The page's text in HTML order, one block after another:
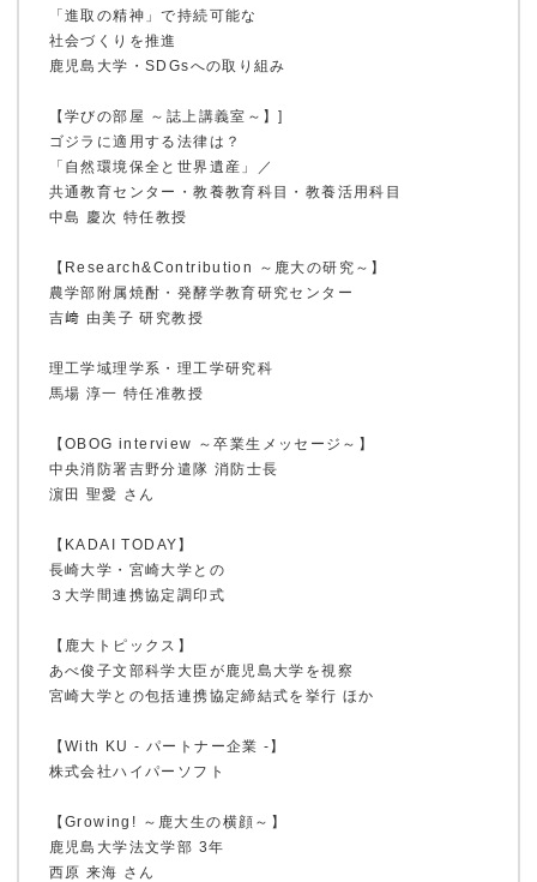
ホーム
鹿大ジャーナル
「進取の精神」で持続可能な
社会づくりを推進
鹿児島大学・SDGsへの取り組み
【学びの部屋 ～誌上講義室～】]
ゴジラに適用する法律は？
「自然環境保全と世界遺産」／
共通教育センター・教養教育科目・教養活用科目
中島 慶次 特任教授
【Research&Contribution ～鹿大の研究～】
農学部附属焼酎・発酵学教育研究センター
吉﨑 由美子 研究教授
理工学域理学系・理工学研究科
馬場 淳一 特任准教授
【OBOG interview ～卒業生メッセージ～】
中央消防署吉野分遣隊 消防士長
濵田 聖愛 さん
【KADAI TODAY】
長崎大学・宮崎大学との
３大学間連携協定調印式
【鹿大トピックス】
あべ俊子文部科学大臣が鹿児島大学を視察
宮崎大学との包括連携協定締結式を挙行 ほか
【With KU - パートナー企業 -】
株式会社ハイパーソフト
【Growing! ～鹿大生の横顔～】
鹿児島大学法文学部 3年
西原 来海 さん